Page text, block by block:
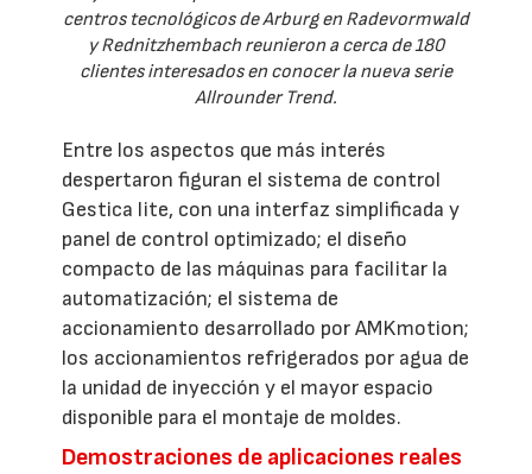
centros tecnológicos de Arburg en Radevormwald
y Rednitzhembach reunieron a cerca de 180
clientes interesados en conocer la nueva serie
Allrounder Trend.
Entre los aspectos que más interés
despertaron figuran el sistema de control
Gestica lite, con una interfaz simplificada y
panel de control optimizado; el diseño
compacto de las máquinas para facilitar la
automatización; el sistema de
accionamiento desarrollado por AMKmotion;
los accionamientos refrigerados por agua de
la unidad de inyección y el mayor espacio
disponible para el montaje de moldes.
Demostraciones de aplicaciones reales